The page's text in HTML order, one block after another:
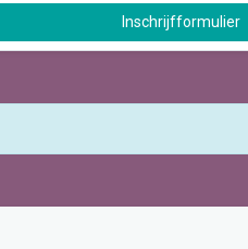
Inschrijfformulier